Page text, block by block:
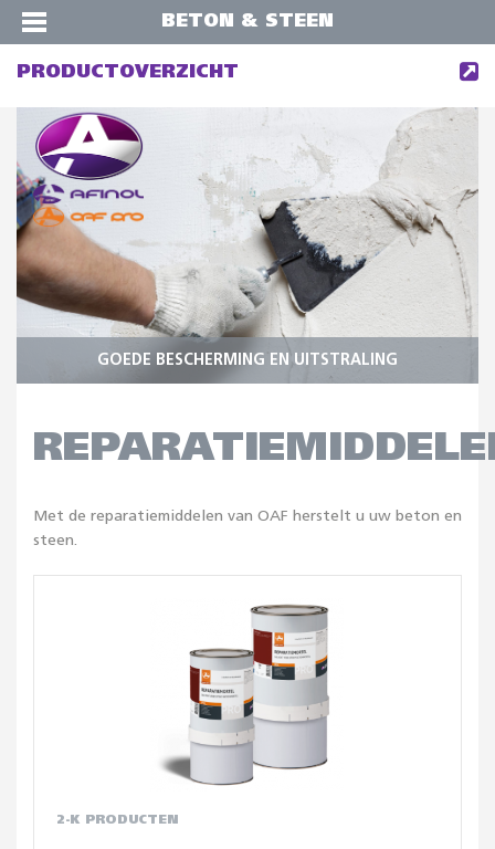
BETON & STEEN
PRODUCTOVERZICHT
GOEDE BESCHERMING EN UITSTRALING
Met de reparatiemiddelen van OAF herstelt u uw beton en
steen.
2-K PRODUCTEN